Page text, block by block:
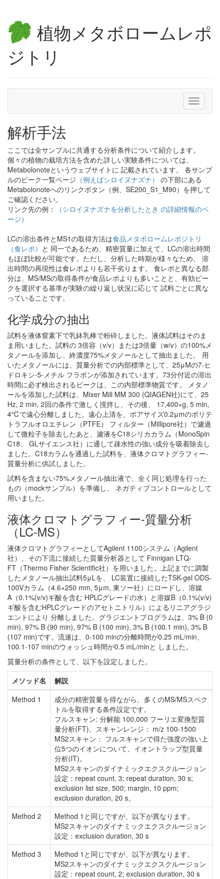
植物メタボロームレポ
ジトリ
Toggle
解析手法
ここでは全サンプルに共通する分析条件について紹介します。
個々の植物の栽培方法を含めた詳しい実験条件については、
Metabolonoteというウェブサイトに 記載されています。 各サンプ
ルのピーク一覧ページ （例えばシロイヌナズナ）
の下部にある
Metabolonoteへのリンクボタン（例、SE200_S1_M90）を押して
ご確認ください。
リンク先の例：
（シロイヌナズナを分析したとき の詳細情報のペ
ージ）
LCの溶出条件とMS1の取得方法は食品メタボロームレポジトリ
（食レポ） と 同一であるため、精密質量に加えて、LCの溶出時間
もほぼ比較が可能です。ただし、分析した時期が様々なため、 溶
出時間の再現性は食レポよりも若干劣ります。 食レポと異なる部
分は、MS/MSの取得条件が食品レポよりも多いことと、有効ピー
クを選択する基準が実験の繰り返し状況に応じて 試料ごとに異な
っていることです。
化学成分の抽出
試料を液体窒素下で乳鉢乳棒で粉砕しました。液体試料はそのま
ま用いました。試料の 3倍容（v/v）または3倍量（w/v）の100%メ
タノールを添加し、終濃度75%メタノールとして抽出ました。 用
いたメタノールには、質量分析での内部標準として、25μMの7-ヒ
ドロキシ-5-メチル フラボンが添加されています。73分付近の溶出
時間に必ず検出されるピークは、この内部標準物質です。 メタノ
ールを添加した試料は、Mixer Mill MM 300 (QIAGEN社)にて、25
Hz, 2 min, 2回の条件で激しく撹拌し、その後、 17,400×g, 5 min,
4℃で遠心分離しました。遠心上清を、ポアサイズ0.2μmのポリテ
トラフルオロエチレン（PTFE） フィルター（Millipore社）で濾過
して微粒子を除去したあと、濾液をC18シリカカラム（MonoSpin
C18、 GLサイエンス社）に通して疎水性の強い成分を吸着除去し
ました。C18カラムを通過した試料を、液体クロマトグラフィー-
質量分析に供試しました。
試料を含まない75%メタノール抽出液で、全く同じ処理を行った
もの（mockサンプル）を準備し、 ネガティブコントロールとして
用いました。
液体クロマトグラフィー-質量分析
（LC-MS）
液体クロマトグラフィーとしてAgilent 1100システム（Agilent
社）、その下流に接続した質量分析器として Finnigan LTQ-
FT（Thermo Fisher Scientific社）を用いました。上記までに調製
したメタノール抽出試料5μLを、 LC装置に接続したTSK-gel ODS-
100Vカラム（4.6×250 mm, 5μm, 東ソー社）にロードし、溶媒
A（0.1%(v/v)ギ酸を含む HPLCグレードの水）と溶媒B（0.1%(v/v)
ギ酸を含むHPLCグレードのアセトニトリル）によるリニアグラジ
エントにより 分離しました。グラジエントプログラムは、3% B (0
min), 97% B (90 min), 97% B (100 min), 3% B (100.1 min), 3% B
(107 min)です。流速は、0-100 minの分離時間が0.25 mL/min、
100.1-107 minのウォッシュ時間が0.5 mL/minと しました。
質量分析の条件として、以下を設定しました。
メソッド名
解説
Method 1
成分の精密質量を得ながら、多くのMS/MSスペク
トルを取得する条件設定です。
フルスキャン: 分解能 100,000 フーリエ変換型質
量分析(FT)、スキャンレンジ： m/z 100-1500
MS2スキャン： フルスキャンで得た強度の強い上
位5つのイオンについて、イオントラップ型質量
分析(IT)。
MS2スキャンのダイナミックエクスクルージョン
設定：repeat count, 3; repeat duration, 30 s;
exclusion list size, 500; margin, 10 ppm;
exclusion duration, 20 s。
Method 2
Method 1と同じですが、以下が異なります。
MS2スキャンのダイナミックエクスクルージョン
設定：exclusion duration, 30 s
Method 3
Method 1と同じですが、以下が異なります。
MS2スキャンのダイナミックエクスクルージョン
設定：repeat count, 2; exclusion duration, 30 s